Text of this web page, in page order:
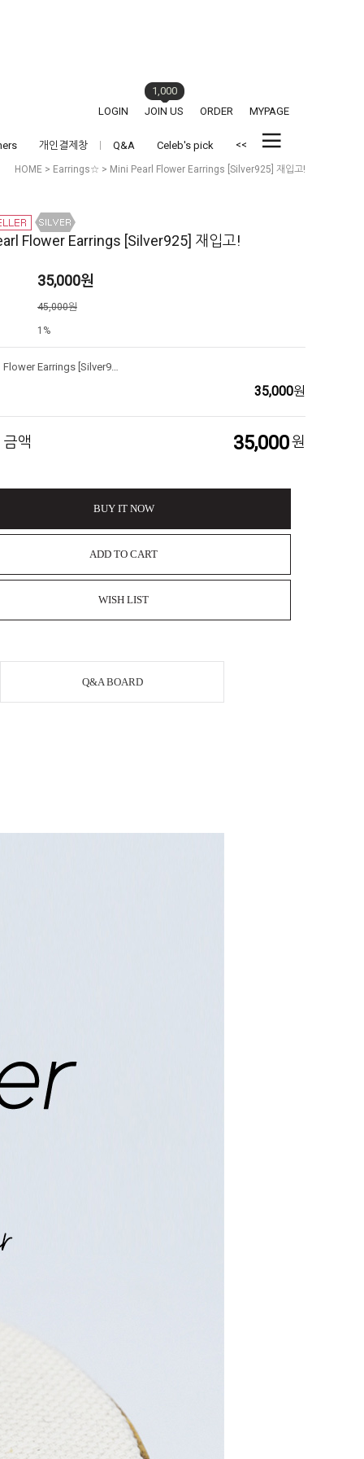
LOGIN JOIN US
1,000
ORDER
MYPAGE
개인결제창 Q&A Celeb's pick <<
HOME > Earrings☆ > Mini Pearl Flower Earrings [Silver925] 재입고!
Flower Earrings [Silver925] 재입고!
35,000원
45,000원
1%
Mini Pearl Flower Earrings [Silver925] 재입고!
35,000원
금액 35,000원
BUY IT NOW
ADD TO CART
WISH LIST
Q&A BOARD